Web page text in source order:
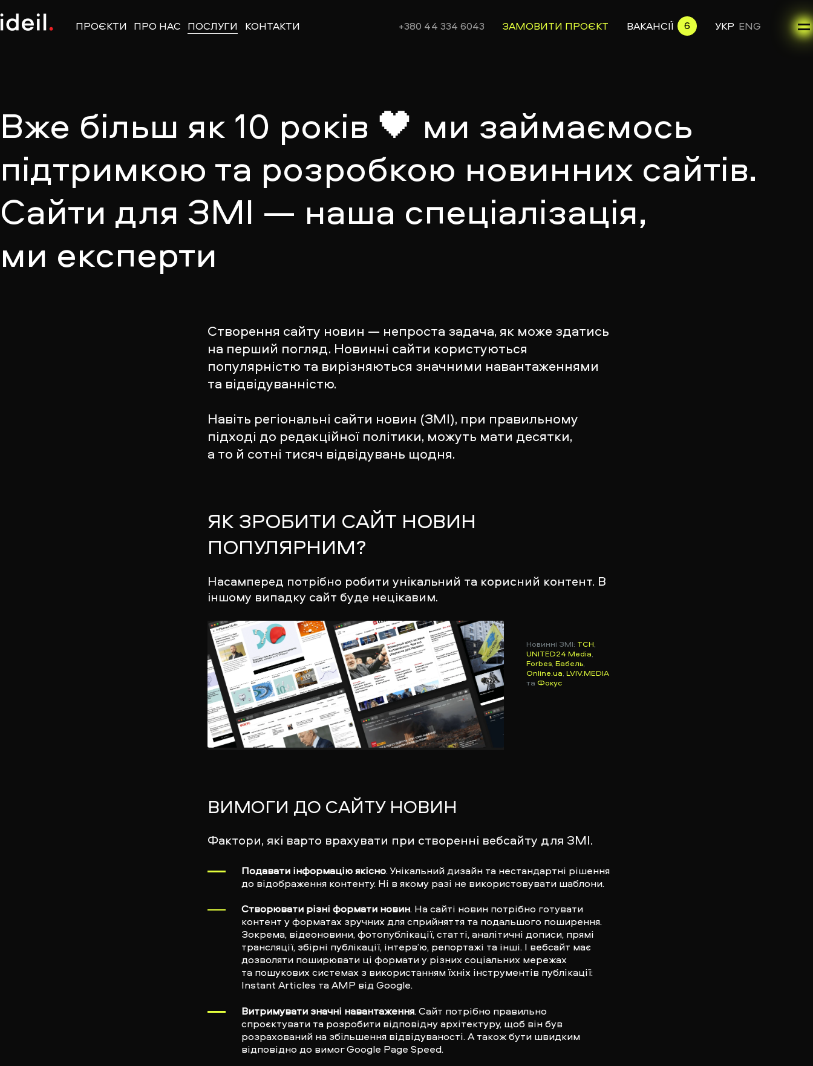
ПРОЄКТИ ПРО НАС ПОСЛУГИ КОНТАКТИ +380 44 334 6043 ЗАМОВИТИ ПРОЄКТ ВАКАНСІЇ 6 УКР ENG
Вже більш як 10 років 🖤 ми займаємось
підтримкою та розробкою новинних сайтів.
Сайти для ЗМІ — наша спеціалізація,
ми експерти
Створення сайту новин — непроста задача, як може здатись
на перший погляд. Новинні сайти користуються
популярністю та вирізняються значними навантаженнями
та відвідуванністю.
Навіть регіональні сайти новин (ЗМІ), при правильному
підході до редакційної політики, можуть мати десятки,
а то й сотні тисяч відвідувань щодня.
ЯК ЗРОБИТИ САЙТ НОВИН
ПОПУЛЯРНИМ?
Насамперед потрібно робити унікальний та корисний контент. В
іншому випадку сайт буде нецікавим.
Новинні ЗМІ: ТСН,
UNITED24 Media,
Forbes, Бабель,
Online.ua, LVIV.MEDIA
та Фокус
ВИМОГИ ДО САЙТУ НОВИН
Фактори, які варто врахувати при створенні вебсайту для ЗМІ.
Подавати інформацію якісно. Унікальний дизайн та нестандартні рішення
до відображення контенту. Ні в якому разі не використовувати шаблони.
Створювати різні формати новин. На сайті новин потрібно готувати
контент у форматах зручних для сприйняття та подальшого поширення.
Зокрема, відеоновини, фотопублікації, статті, аналітичні дописи, прямі
трансляції, збірні публікації, інтерв’ю, репортажі та інші. І вебсайт має
дозволяти поширювати ці формати у різних соціальних мережах
та пошукових системах з використанням їхніх інструментів публікації:
Instant Articles таAMP від Google.
Витримувати значні навантаження. Сайт потрібно правильно
спроєктувати та розробити відповідну архітектуру, щоб він був
розрахований на збільшення відвідуваності. А також бути швидким
відповідно до вимог Google Page Speed.